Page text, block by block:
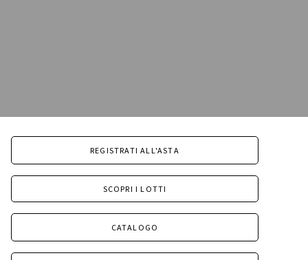
REGISTRATI ALL'ASTA
SCOPRI I LOTTI
CATALOGO